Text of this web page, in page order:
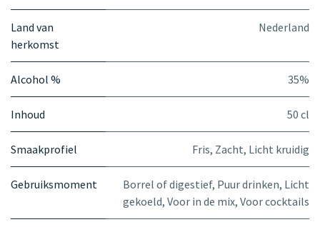
Land van
herkomst
Nederland
Alcohol % 35%
Inhoud 50 cl
Smaakprofiel Fris, Zacht, Licht kruidig
Gebruiksmoment Borrel of digestief, Puur drinken, Licht
gekoeld, Voor in de mix, Voor cocktails